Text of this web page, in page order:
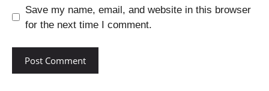
Save my name, email, and website in this browser
for the next time I comment.